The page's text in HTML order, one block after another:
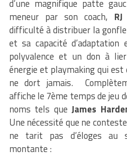
d’une magnifique patte
meneur par son coach, RJ
difficulté à distribuer la
et sa capacité
polyvalence et un don à
énergie et playmaking qui
ne dort jamais.
affiche le 7ème temps de jeu
noms tels que James
Une nécessité que ne
ne tarit pas d’éloges au
montante :